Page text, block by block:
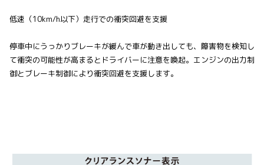
低速（10km/h以下）走行での衝突回避を支援
停車中にうっかりブレーキが緩んで車が動き出しても、障害物を検知し
て衝突の可能性が高まるとドライバーに注意を喚起。エンジンの出力制
御とブレーキ制御により衝突回避を支援します。